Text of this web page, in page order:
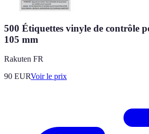
500 Étiquettes vinyle de contrôle
105 mm
Rakuten FR
90 EURVoir le prix